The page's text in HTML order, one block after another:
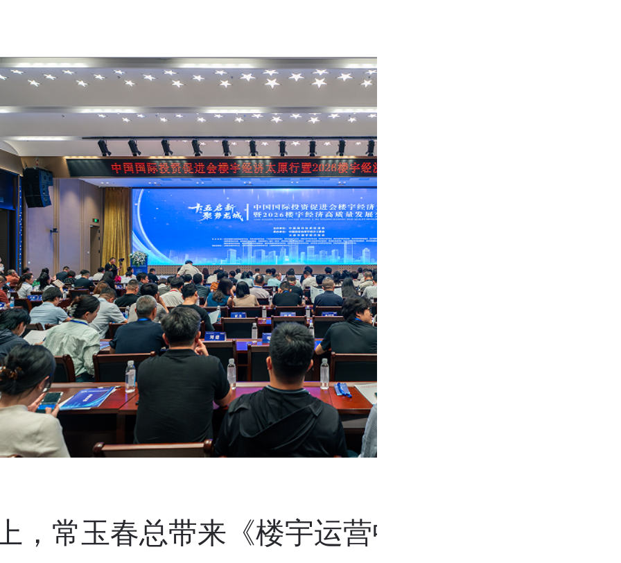
，常玉春总带来《楼宇运营中的资产循环服务